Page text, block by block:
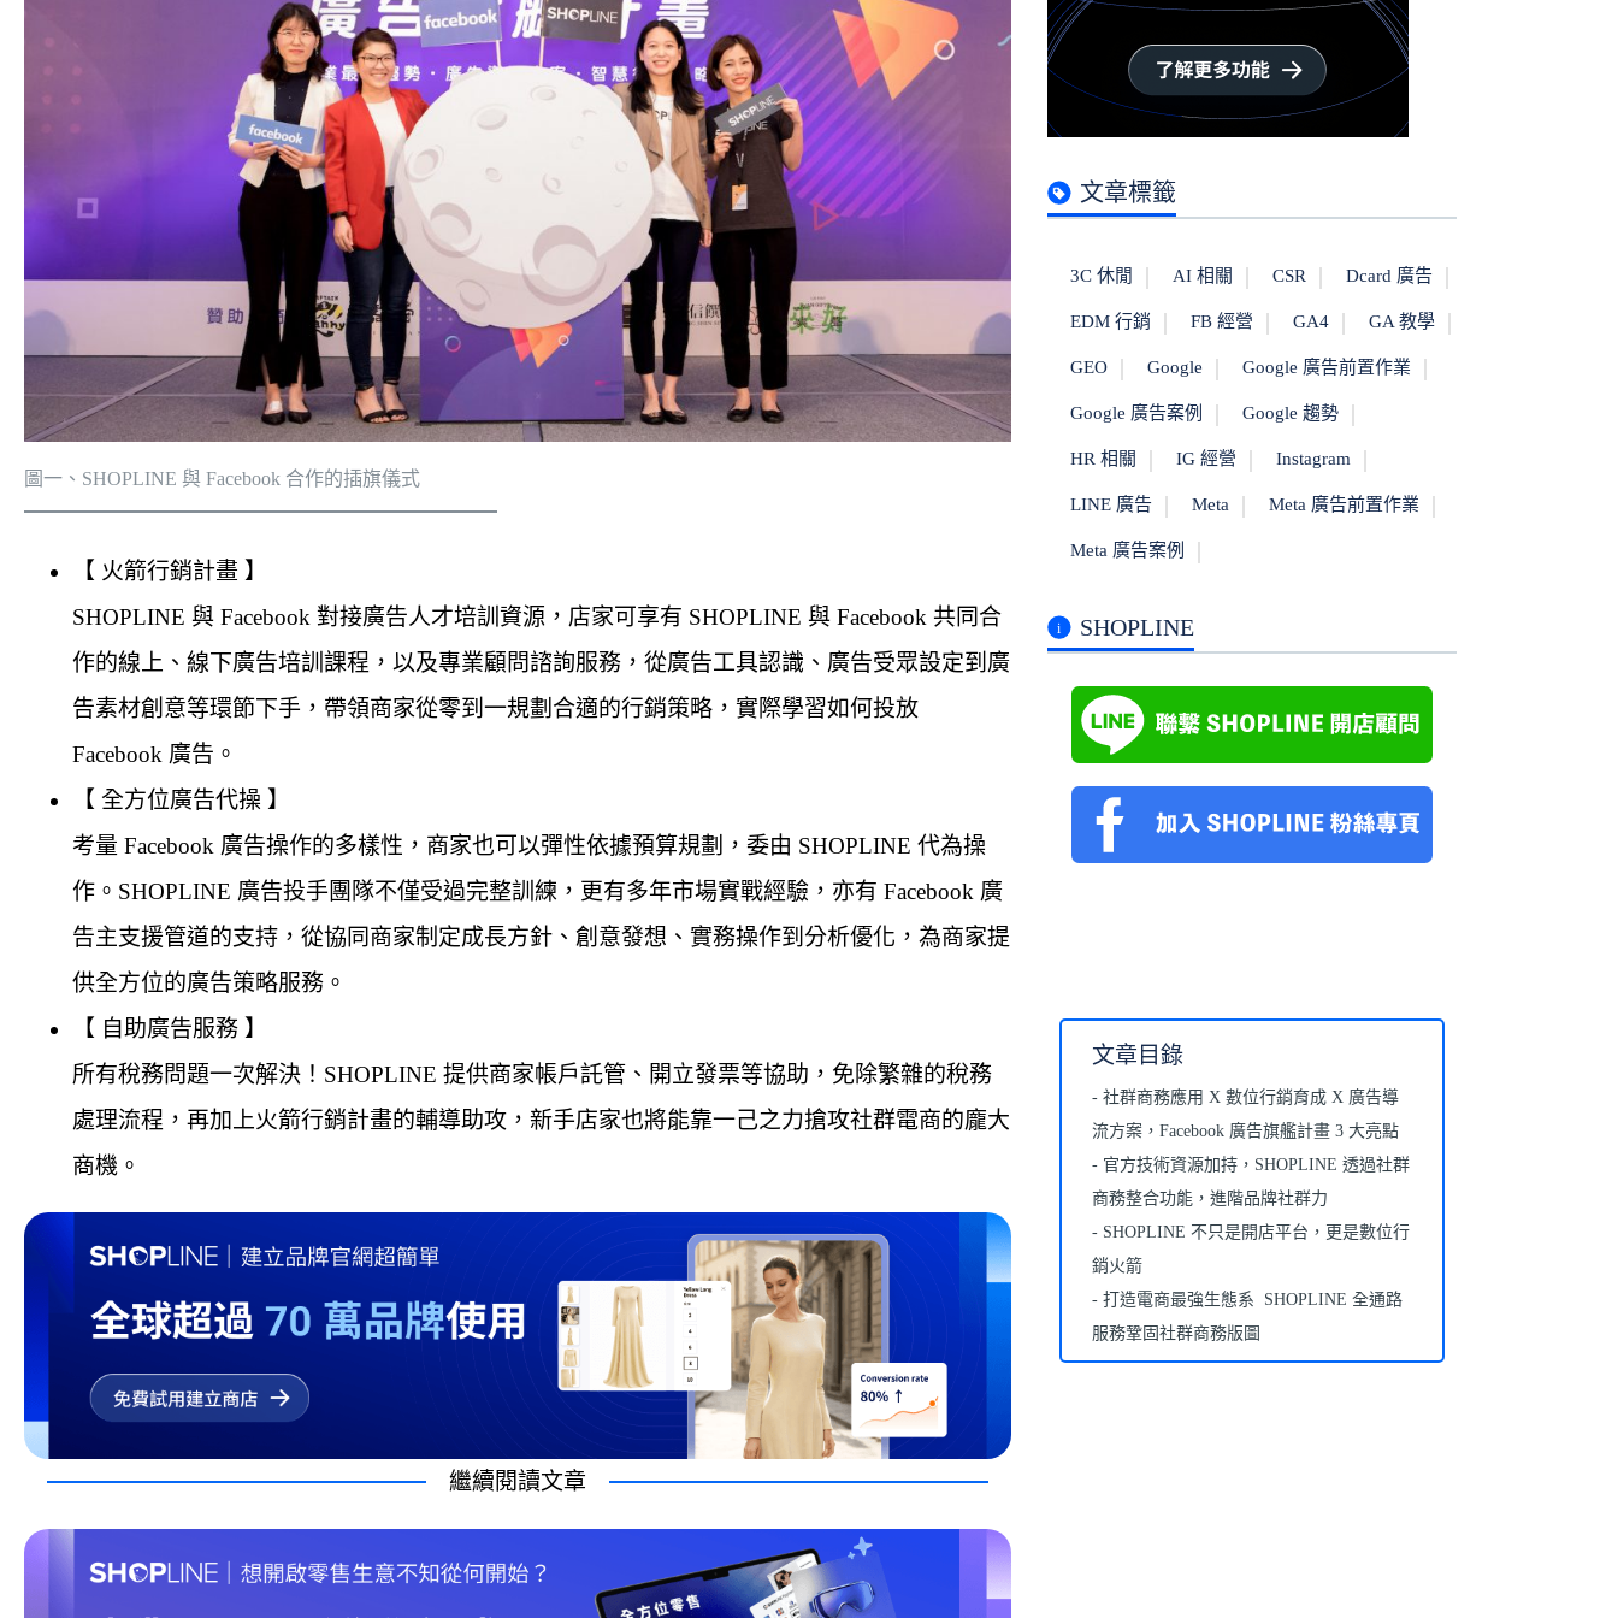
圖一、SHOPLINE 與 Facebook 合作的插旗儀式
【 火箭行銷計畫 】
SHOPLINE 與 Facebook 對接廣告人才培訓資源，店家可享有 SHOPLINE 與 Facebook 共同合
作的線上、線下廣告培訓課程，以及專業顧問諮詢服務，從廣告工具認識、廣告受眾設定到廣
告素材創意等環節下手，帶領商家從零到一規劃合適的行銷策略，實際學習如何投放
Facebook 廣告。
【 全方位廣告代操 】
考量 Facebook 廣告操作的多樣性，商家也可以彈性依據預算規劃，委由 SHOPLINE 代為操
作。SHOPLINE 廣告投手團隊不僅受過完整訓練，更有多年市場實戰經驗，亦有 Facebook 廣
告主支援管道的支持，從協同商家制定成長方針、創意發想、實務操作到分析優化，為商家提
供全方位的廣告策略服務。
【 自助廣告服務 】
所有稅務問題一次解決！SHOPLINE 提供商家帳戶託管、開立發票等協助，免除繁雜的稅務
處理流程，再加上火箭行銷計畫的輔導助攻，新手店家也將能靠一己之力搶攻社群電商的龐大
商機。
繼續閱讀文章
文章標籤
3C 休閒 AI 相關 CSR Dcard 廣告
EDM 行銷 FB 經營 GA4 GA 教學
GEO Google Google 廣告前置作業
Google 廣告案例 Google 趨勢
HR 相關 IG 經營 Instagram
LINE 廣告 Meta Meta 廣告前置作業
Meta 廣告案例
SHOPLINE
社群商務應用 X 數位行銷育成 X 廣告導
流方案，Facebook 廣告旗艦計畫 3 大亮點
官方技術資源加持，SHOPLINE 透過社群
商務整合功能，進階品牌社群力
SHOPLINE 不只是開店平台，更是數位行
銷火箭
打造電商最強生態系 SHOPLINE 全通路
服務鞏固社群商務版圖